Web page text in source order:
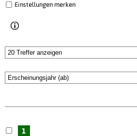
Einstellungen merken
1